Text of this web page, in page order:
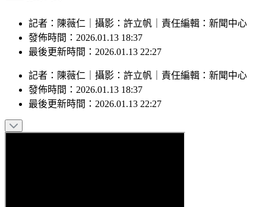
記者：陳薇仁｜攝影：許立帆｜責任編輯：新聞中心
發佈時間：2026.01.13 18:37
最後更新時間：2026.01.13 22:27
記者 ： 陳薇仁 攝影 ： 許立帆 責任編輯 ： 新聞中心
發佈時間： 2026.01.13 18:37
最後更新時間： 2026.01.13 22:27